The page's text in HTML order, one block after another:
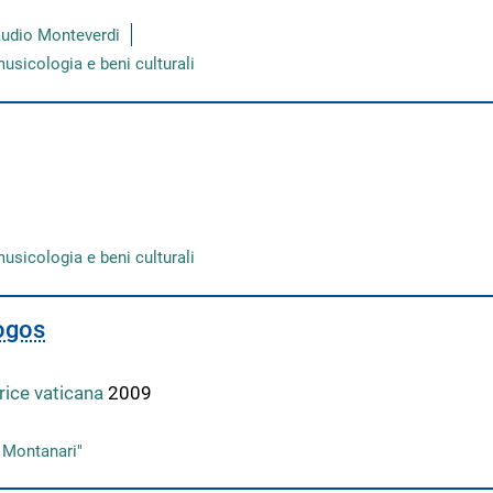
Monteverdi
e beni culturali
e beni culturali
vaticana2009